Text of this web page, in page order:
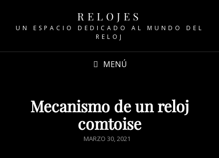
RELOJES
UN ESPACIO DEDICADO AL MUNDO DEL
RELOJ
MENÚ
Mecanismo de un reloj
comtoise
MARZO 30, 2021